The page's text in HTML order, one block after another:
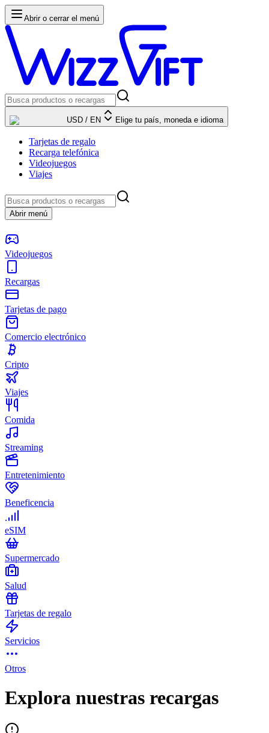
Abrir o cerrar el menú
USD / EN Elige tu país, moneda e idioma
Tarjetas de regalo
Recarga telefónica
Videojuegos
Viajes
Abrir menú
Videojuegos
Recargas
Tarjetas de pago
Comercio electrónico
Cripto
Viajes
Comida
Streaming
Entretenimiento
Beneficencia
eSIM
Supermercado
Salud
Tarjetas de regalo
Servicios
Otros
Explora nuestras recargas